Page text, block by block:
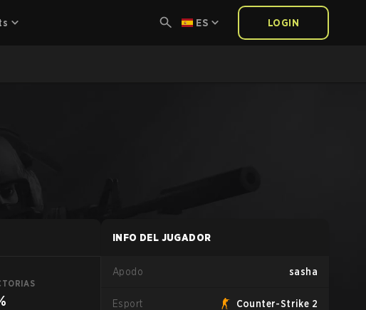
ES LOGIN
INFO DEL JUGADOR
Apodo sasha
Esport Counter-Strike 2